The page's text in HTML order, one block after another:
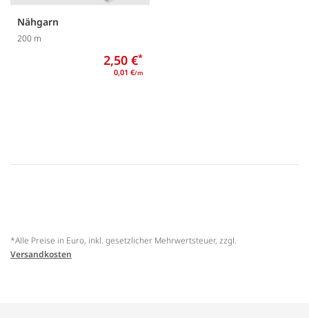
Nähgarn
200 m
2,50 €*
0,01 €/m
*Alle Preise in Euro, inkl. gesetzlicher Mehrwertsteuer, zzgl.
Versandkosten